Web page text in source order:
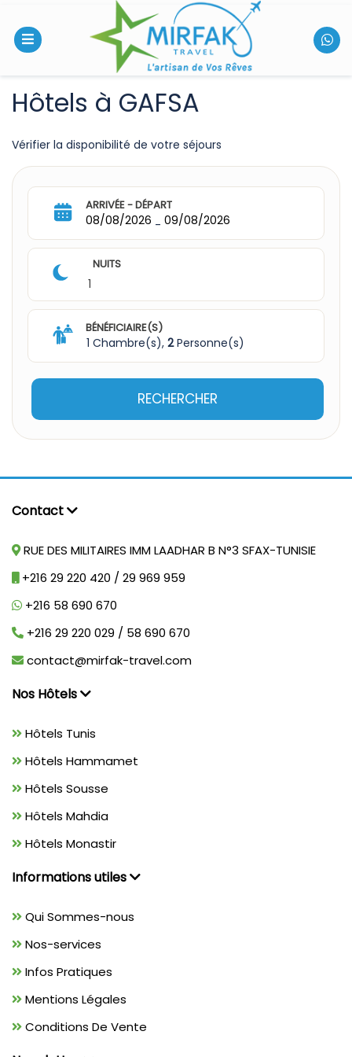
Hôtels à GAFSA
Vérifier la disponibilité de votre séjours
ARRIVÉE - DÉPART
08/08/2026 - 09/08/2026
NUITS
1
BÉNÉFICIAIRE(S)
1 Chambre(s), 2Personne(s)
RECHERCHER
Contact
RUE DES MILITAIRES IMM LAADHAR B N°3 SFAX-TUNISIE
+216 29 220 420 / 29 969 959
+216 58 690 670
+216 29 220 029 / 58 690 670
contact@mirfak-travel.com
Nos Hôtels
Hôtels Tunis
Hôtels Hammamet
Hôtels Sousse
Hôtels Mahdia
Hôtels Monastir
Informations utiles
Qui Sommes-nous
Nos-services
Infos Pratiques
Mentions Légales
Conditions De Vente